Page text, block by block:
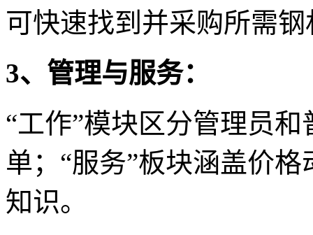
可快速找到并采购所需钢
3、管理与服务：
“工作”模块区分管理员
单；“服务”板块涵盖价
知识。